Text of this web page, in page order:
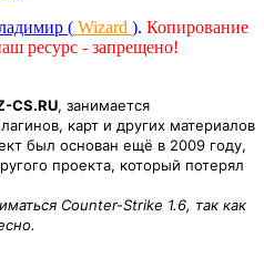
( Wizard ). Копирование
ресурс - запрещено!
CS.RU, занимается
карт и других материалов
был основан ещё в 2009 году,
проекта, который потерял
Counter-Strike 1.6, так как